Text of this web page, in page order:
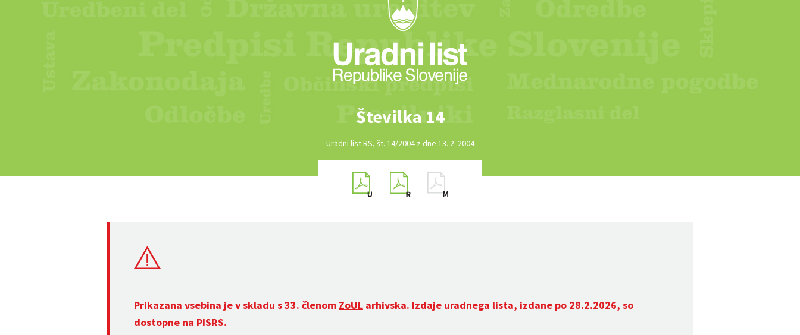
Številka 14
Uradni list RS, št. 14/2004 z dne 13. 2. 2004
Prikazana vsebina je v skladu s 33. členom ZoUL arhivska. Izdaje uradnega lista, izdane po 28.2.2026, so
dostopne na PISRS.